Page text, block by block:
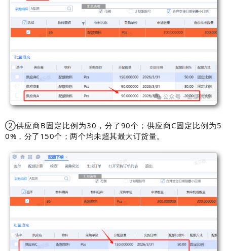
②供应商B固定比例为30，分了90个；供应商C固定比例为5
0%，分了150个；两个均未超其最大订货量。